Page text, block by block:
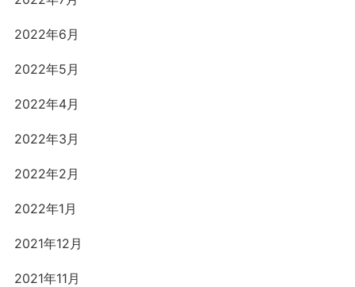
2022年6月
2022年5月
2022年4月
2022年3月
2022年2月
2022年1月
2021年12月
2021年11月